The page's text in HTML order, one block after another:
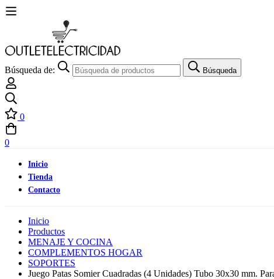
Búsqueda de: Búsqueda
0
0
Inicio
Tienda
Contacto
Inicio
Productos
MENAJE Y COCINA
COMPLEMENTOS HOGAR
SOPORTES
Juego Patas Somier Cuadradas (4 Unidades) Tubo 30x30 mm.